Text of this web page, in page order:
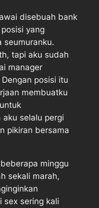
disebuah bank
yang
seumuranku.
tapi aku sudah
manager
posisi itu
membuatku
aku selalu pergi
pikiran bersama
minggu
sekali marah,
sex sering kali